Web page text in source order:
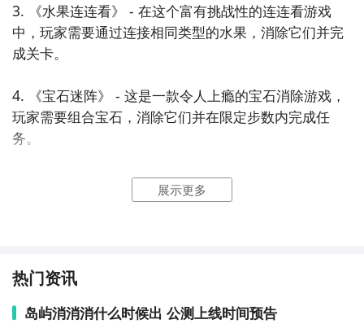
3. 《水果连连看》 - 在这个富有挑战性的连连看游戏
中，玩家需要通过连接相同类型的水果，消除它们并完
成关卡。
4. 《宝石迷阵》 - 这是一款令人上瘾的宝石消除游戏，
玩家需要组合宝石，消除它们并在限定步数内完成任
务。
5. 《动物连连看》 - 在这个有趣的连连看游戏中，玩家
需要找到相同的动物图案，并通过连接它们来消除。
玩家需要通过连接相同类型的农场元素，消除它们并解
锁新的关卡。
展示更多
热门资讯
岛屿消消消什么时候出 公测上线时间预告